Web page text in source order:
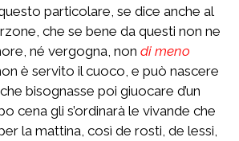
particolare, se dice anche al
che se bene da questi non ne
né vergogna, non di meno
è servito il cuoco, e può nascere
bisognasse poi giuocare d’un
cena gli s’ordinarà le vivande che
la mattina, così de rosti, de lessi,